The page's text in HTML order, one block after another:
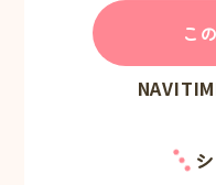
こ